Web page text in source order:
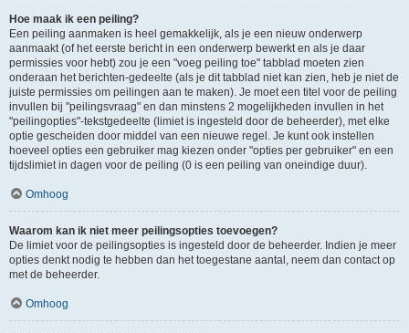
Hoe maak ik een peiling?
Een peiling aanmaken is heel gemakkelijk, als je een nieuw onderwerp
aanmaakt (of het eerste bericht in een onderwerp bewerkt en als je daar
permissies voor hebt) zou je een "voeg peiling toe" tabblad moeten zien
onderaan het berichten-gedeelte (als je dit tabblad niet kan zien, heb je niet de
juiste permissies om peilingen aan te maken). Je moet een titel voor de peiling
invullen bij "peilingsvraag" en dan minstens 2 mogelijkheden invullen in het
"peilingopties"-tekstgedeelte (limiet is ingesteld door de beheerder), met elke
optie gescheiden door middel van een nieuwe regel. Je kunt ook instellen
hoeveel opties een gebruiker mag kiezen onder "opties per gebruiker" en een
tijdslimiet in dagen voor de peiling (0 is een peiling van oneindige duur).
Omhoog
Waarom kan ik niet meer peilingsopties toevoegen?
De limiet voor de peilingsopties is ingesteld door de beheerder. Indien je meer
opties denkt nodig te hebben dan het toegestane aantal, neem dan contact op
met de beheerder.
Omhoog